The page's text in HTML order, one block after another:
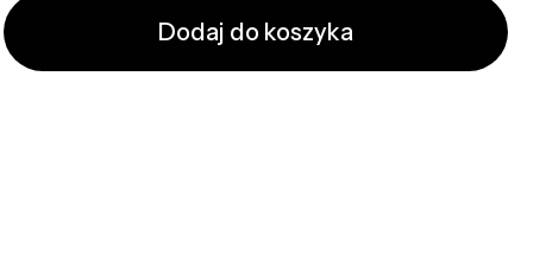
Dodaj do koszyka